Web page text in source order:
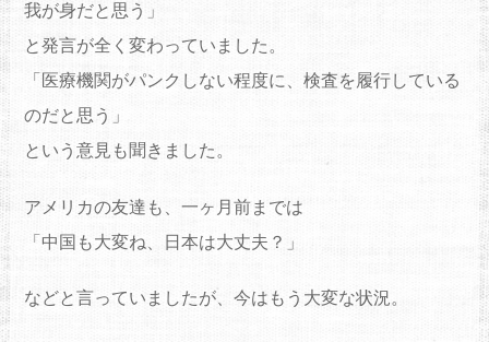
我が身だと思う」
と発言が全く変わっていました。
「医療機関がパンクしない程度に、検査を履行している
のだと思う」
という意見も聞きました。
アメリカの友達も、一ヶ月前までは
「中国も大変ね、日本は大丈夫？」
などと言っていましたが、今はもう大変な状況。